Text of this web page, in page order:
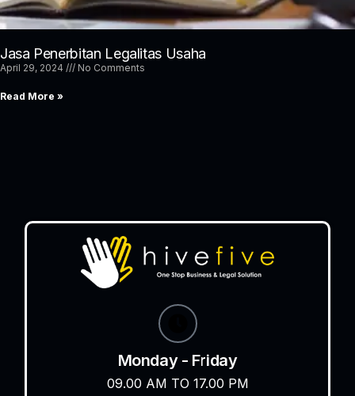
Jasa Penerbitan Legalitas Usaha
April 29, 2024 No Comments
Read More »
Monday - Friday
09.00 AM TO 17.00 PM